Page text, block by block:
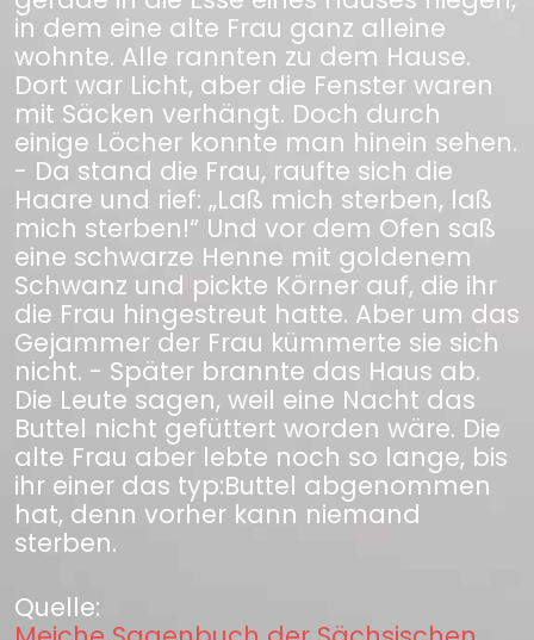
in dem eine alte Frau ganz alleine
wohnte. Alle rannten zu dem Hause.
Dort war Licht, aber die Fenster waren
mit Säcken verhängt. Doch durch
einige Löcher konnte man hinein sehen.
- Da stand die Frau, raufte sich die
Haare und rief: „Laß mich sterben, laß
mich sterben!“ Und vor dem Ofen saß
eine schwarze Henne mit goldenem
Schwanz und pickte Körner auf, die ihr
die Frau hingestreut hatte. Aber um das
Gejammer der Frau kümmerte sie sich
nicht. - Später brannte das Haus ab.
Die Leute sagen, weil eine Nacht das
Buttel nicht gefüttert worden wäre. Die
alte Frau aber lebte noch so lange, bis
ihr einer das typ:Buttel abgenommen
hat, denn vorher kann niemand
sterben.
Quelle: